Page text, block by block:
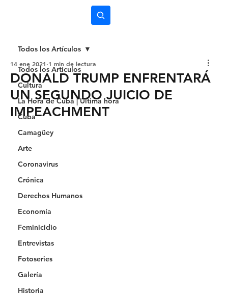
Todos los Artículos
Cultura
La Hora de Cuba | Última hora
Cuba
Camagüey
Arte
Coronavirus
Crónica
Derechos Humanos
Economía
Feminicidio
Entrevistas
Fotoseries
Galería
Historia
Todos los Artículos
DONALD TRUMP ENFRENTARÁ
UN SEGUNDO JUICIO DE
IMPEACHMENT
14 ene 2021 1 min de lectura